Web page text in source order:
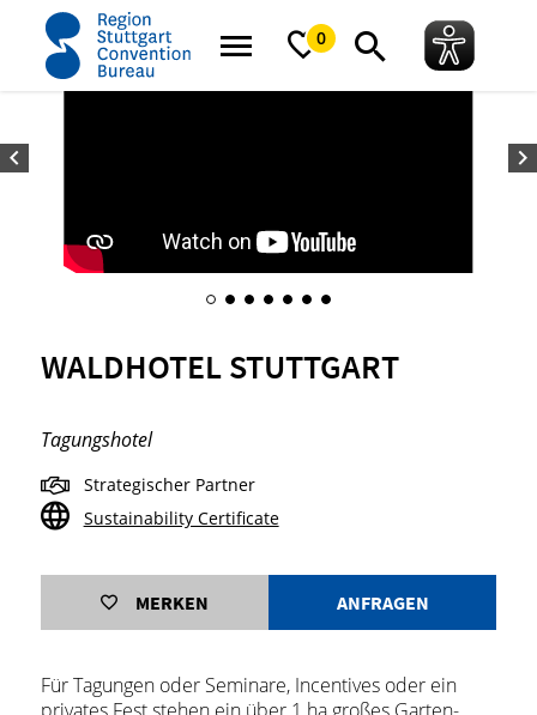
0
Startseite Waldhotel Stuttgart
WALDHOTEL STUTTGART
Tagungshotel
Strategischer Partner
Sustainability Certificate
MERKEN ANFRAGEN
Für Tagungen oder Seminare, Incentives oder ein